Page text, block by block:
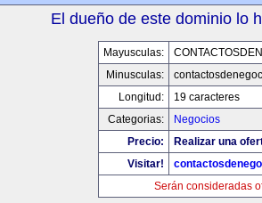
El dueño de este dominio lo
Mayusculas:
Minusculas:
Longitud:
19 caracteres
Categorias:
Negocios
Precio:
Realizar una
Visitar!
Serán consideradas